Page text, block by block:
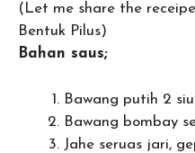
(Let me share the
Bentuk Pilus)
Bahan saus;
Bawang putih 2
Bawang bombay
Jahe seruas jari,